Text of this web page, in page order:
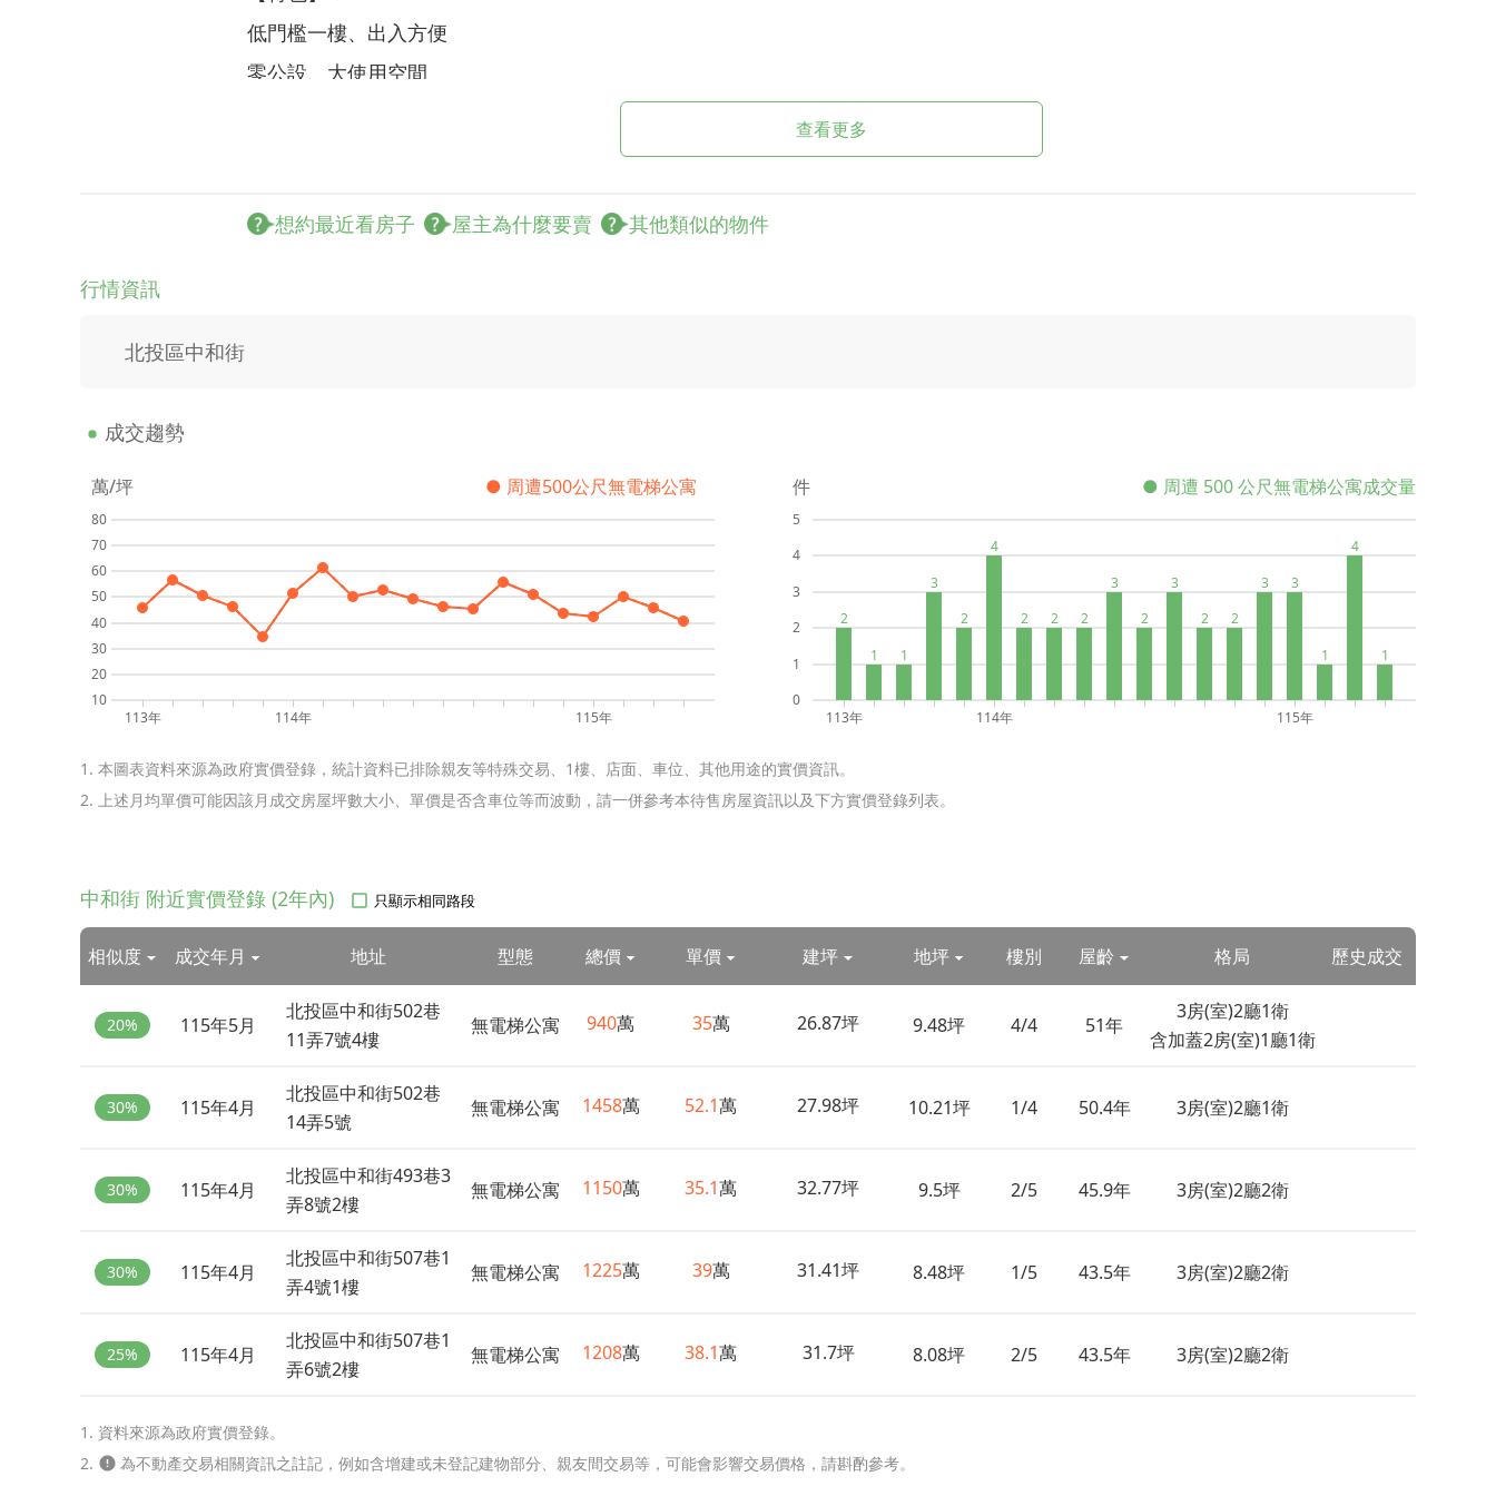
低門檻一樓、出入方便
零公設、大使用空間
鼎發房屋
盧俊堯 (103) 登字第 277074 號
地址：台北市北投區中和街513號
經紀業者：鼎發房屋仲介有限公司
經紀人：盧慶宗 (93) 北市經證字第 01057 號
📞歡迎預約看屋｜洽詢專線：0937-831-228 盧先生
部分照片經後製調整，實際狀況仍以現場為準。
查看更多
想約最近看房子 屋主為什麼要賣 其他類似的物件
行情資訊
北投區中和街
成交趨勢
萬/坪 ● 周遭500公尺無電梯公寓
10
20
30
40
50
60
70
80
113年 114年 115年
件 ● 周遭 500 公尺無電梯公寓成交量
0
1
2
3
4
5
113年 114年 115年
2
1
1
3
2
4
2 2 2
3
2
3
2
2
3 3
1
4
1
1. 本圖表資料來源為政府實價登錄，統計資料已排除親友等特殊交易、1樓、店面、車位、其他用途的實價資訊。
2. 上述月均單價可能因該月成交房屋坪數大小、單價是否含車位等而波動，請一併參考本待售房屋資訊以及下方實價登錄列表。
中和街 附近實價登錄 (2年內) 只顯示相同路段
相似度 成交年月 地址 型態 總價 單價 建坪 地坪 樓別 屋齡 格局 歷史成交
20% 115年5月
北投區中和街502巷
11弄7號4樓
無電梯公寓 940萬 35萬 26.87坪 9.48坪 4/4 51年
3房(室)2廳1衛
含加蓋2房(室)1廳1衛
30% 115年4月
北投區中和街502巷
14弄5號
無電梯公寓 1458萬 52.1萬 27.98坪 10.21坪 1/4 50.4年 3房(室)2廳1衛
30% 115年4月
北投區中和街493巷3
弄8號2樓
無電梯公寓 1150萬 35.1萬 32.77坪 9.5坪 2/5 45.9年 3房(室)2廳2衛
30% 115年4月
北投區中和街507巷1
弄4號1樓
無電梯公寓 1225萬 39萬 31.41坪 8.48坪 1/5 43.5年 3房(室)2廳2衛
25% 115年4月
北投區中和街507巷1
弄6號2樓
無電梯公寓 1208萬 38.1萬 31.7坪 8.08坪 2/5 43.5年 3房(室)2廳2衛
1. 資料來源為政府實價登錄。
2.
為不動產交易相關資訊之註記，例如含增建或未登記建物部分、親友間交易等，可能會影響交易價格，請斟酌參考。